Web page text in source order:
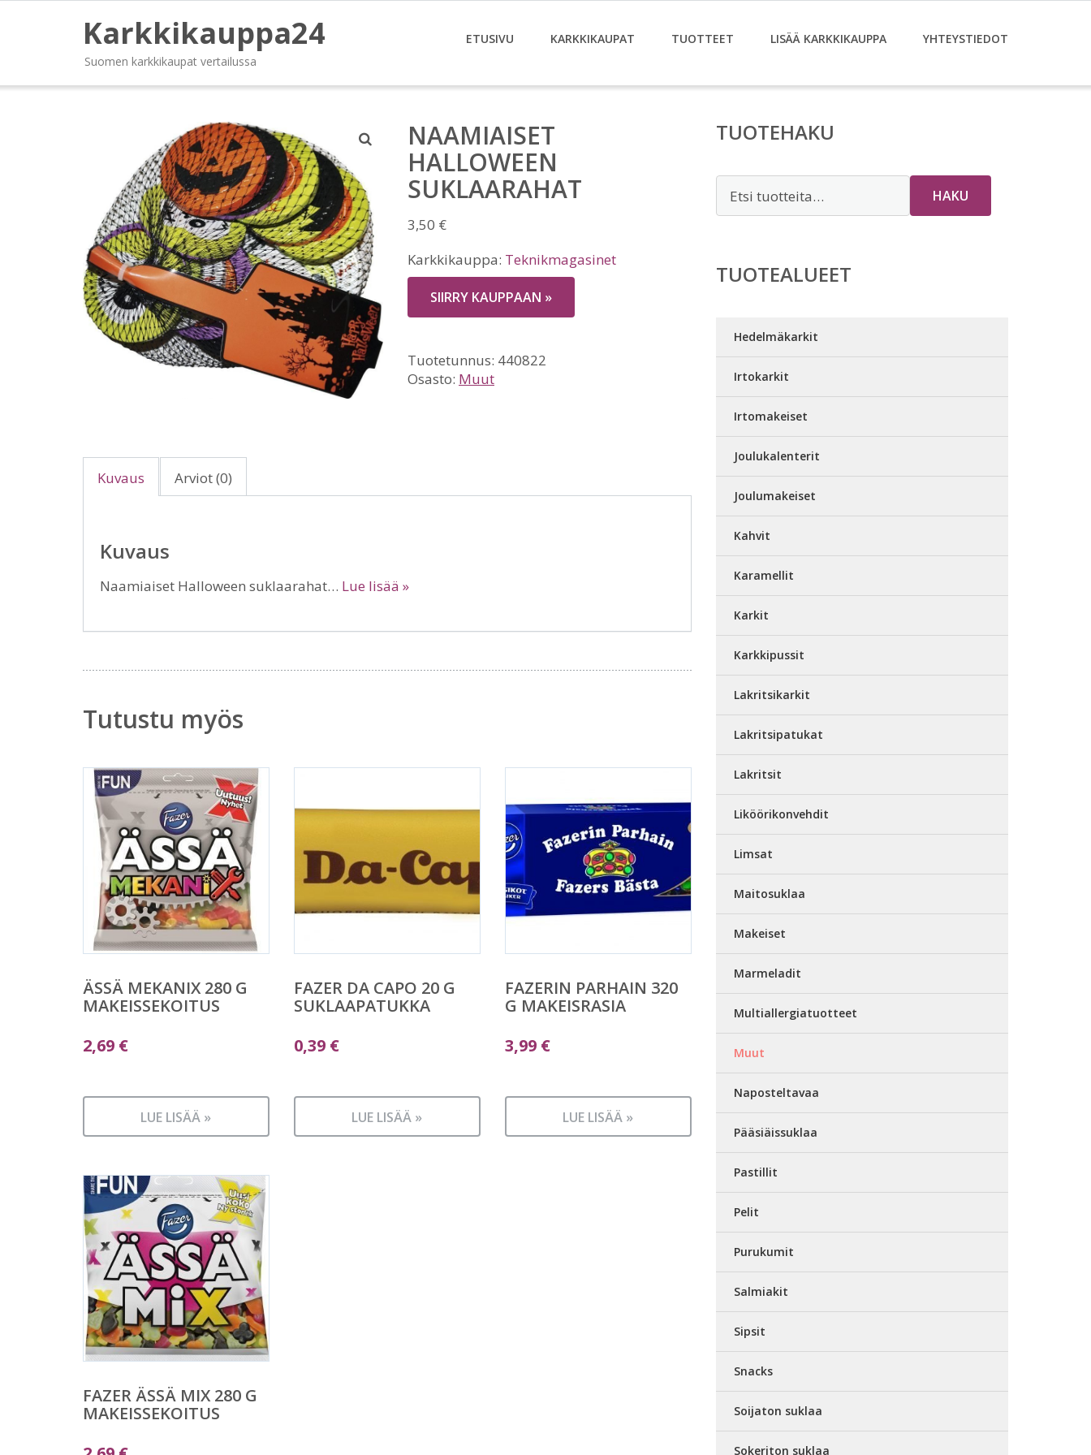
Karkkikauppa24
Suomen karkkikaupat vertailussa
ETUSIVU KARKKIKAUPAT TUOTTEET LISÄÄ KARKKIKAUPPA YHTEYSTIEDOT
NAAMIAISET
HALLOWEEN
SUKLAARAHAT
3,50 €
Karkkikauppa: Teknikmagasinet
SIIRRY KAUPPAAN »
Tuotetunnus: 440822
Osasto: Muut
Kuvaus Arviot (0)
Kuvaus
Naamiaiset Halloween suklaarahat… Lue lisää »
Tutustu myös
ÄSSÄ MEKANIX 280 G
MAKEISSEKOITUS
2,69 €
LUE LISÄÄ »
FAZER DA CAPO 20 G
SUKLAAPATUKKA
0,39 €
LUE LISÄÄ »
FAZERIN PARHAIN 320
G MAKEISRASIA
3,99 €
LUE LISÄÄ »
FAZER ÄSSÄ MIX 280 G
MAKEISSEKOITUS
TUOTEHAKU
HAKU
TUOTEALUEET
Hedelmäkarkit
Irtokarkit
Irtomakeiset
Joulukalenterit
Joulumakeiset
Kahvit
Karamellit
Karkit
Karkkipussit
Lakritsikarkit
Lakritsipatukat
Lakritsit
Liköörikonvehdit
Limsat
Maitosuklaa
Makeiset
Marmeladit
Multiallergiatuotteet
Muut
Naposteltavaa
Pääsiäissuklaa
Pastillit
Pelit
Purukumit
Salmiakit
Sipsit
Snacks
Soijaton suklaa
Sokeriton suklaa